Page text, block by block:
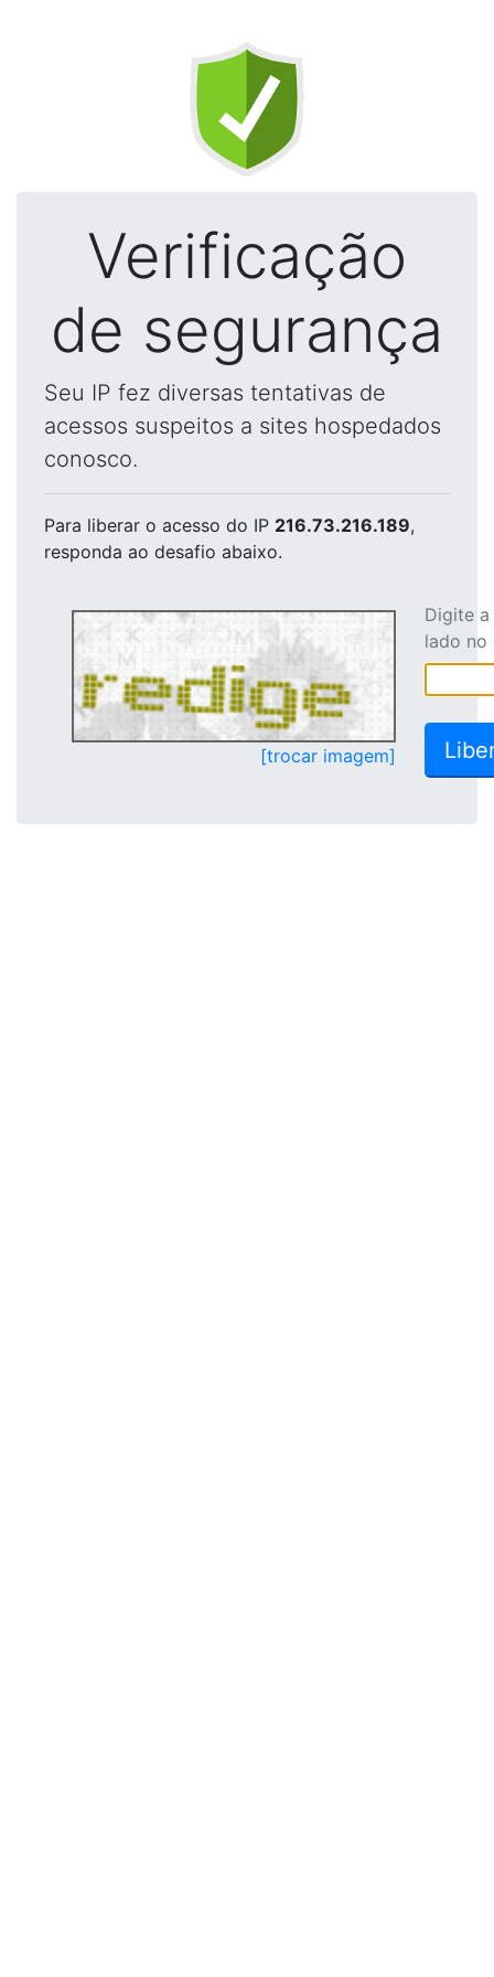
Verificação
de segurança
Seu IP fez diversas tentativas de
acessos suspeitos a sites hospedados
conosco.
Para liberar o acesso do IP 216.73.216.189,
responda ao desafio abaixo.
[trocar imagem]
Digite
lado no